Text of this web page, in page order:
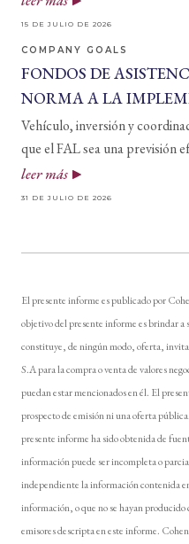
15 DE JULIO DE 2026
COMPANY GOALS
FONDOS DE
NORMA A LA
Vehículo, inversión y
que el FAL sea una previsión
leer más
31 DE JULIO DE 2026
El presente informe es publicado por
objetivo del presente informe es brindar
constituye, de ningún modo, oferta,
S.A para la compra o venta de valores
puedan estar mencionados en él. El
prospecto de emisión ni una oferta
presente informe ha sido obtenida de
información puede ser incompleta o
independiente la información contenida
información, o que no se hayan producido
emisores descripta en este informe.